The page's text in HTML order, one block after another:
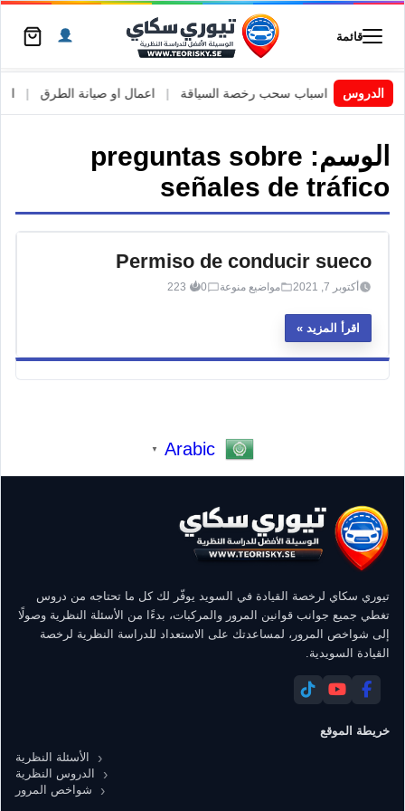
قائمة
الدروسالسويد | اسباب سحب رخصة السياقة اعمال او صيانة الطرق
الوسم: preguntas sobre
señales de tráfico
Permiso de conducir sueco
أكتوبر 7, 2021 مواضيع منوعة 0
223
اقرأ المزيد
Arabic
▼
تيوري سكاي لرخصة القيادة في السويد يوفّر لك كل ما تحتاجه من دروس
تغطي جميع جوانب قوانين المرور والمركبات، بدءًا من الأسئلة النظرية وصولًا
إلى شواخص المرور، لمساعدتك على الاستعداد للدراسة النظرية لرخصة
القيادة السويدية.
خريطة الموقع
الأسئلة النظرية
الدروس النظرية
شواخص المرور